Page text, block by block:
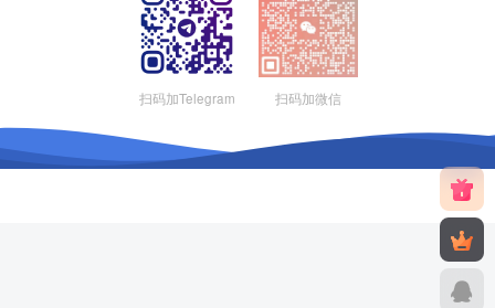
扫码加Telegram 扫码加微信